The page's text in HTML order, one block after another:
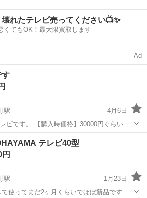
壊れたテレビ売ってください📺✨
くてもOK！最大限買取します
Ad
す
駅
4月6日
ビです。 【購入時価格】30000円ぐらい
：62cm、奥行き：2cm （大体です） 【傷
た傷はありません。 【アピールポイント】
状態
テレビ40型
駅
1月23日
使ってまだ2ヶ月くらいでほぼ新品です。